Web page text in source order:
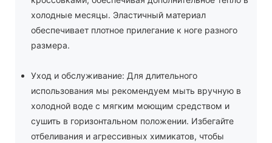
холодные месяцы. Эластичный материал
обеспечивает плотное прилегание к ноге разного
размера.
Уход и обслуживание: Для длительного
использования мы рекомендуем мыть вручную в
холодной воде с мягким моющим средством и
сушить в горизонтальном положении. Избегайте
отбеливания и агрессивных химикатов, чтобы